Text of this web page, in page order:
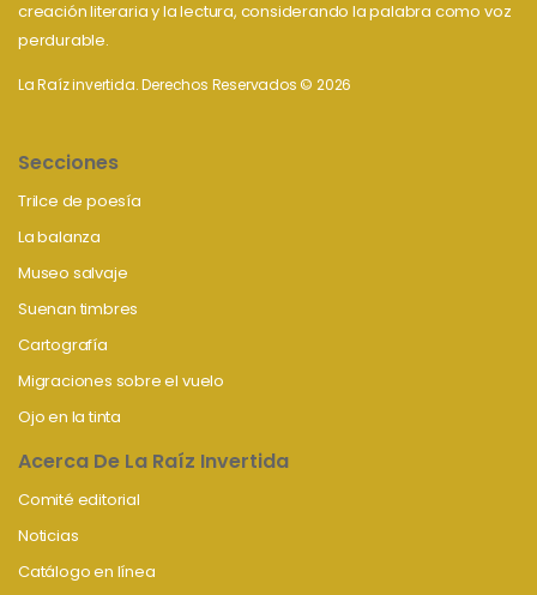
creación literaria y la lectura, considerando la palabra como voz
perdurable.
La Raíz invertida. Derechos Reservados © 2026
Secciones
Trilce de poesía
La balanza
Museo salvaje
Suenan timbres
Cartografía
Migraciones sobre el vuelo
Ojo en la tinta
Acerca De La Raíz Invertida
Comité editorial
Noticias
Catálogo en línea